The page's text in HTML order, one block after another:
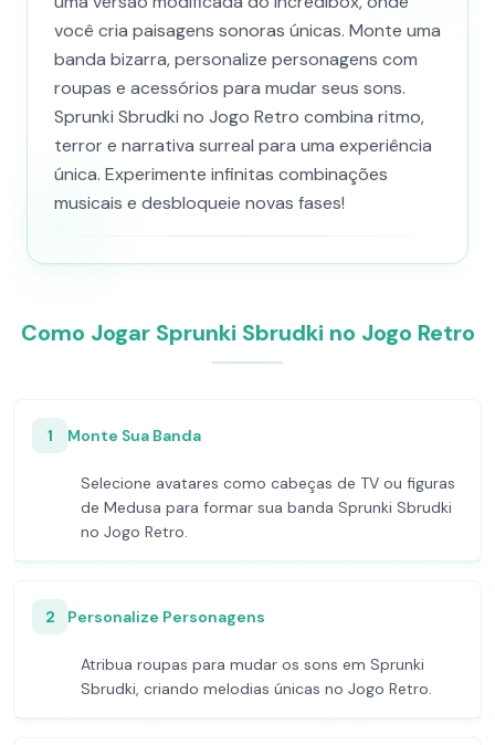
você cria paisagens sonoras únicas. Monte uma
banda bizarra, personalize personagens com
roupas e acessórios para mudar seus sons.
Sprunki Sbrudki no Jogo Retro combina ritmo,
terror e narrativa surreal para uma experiência
única. Experimente infinitas combinações
musicais e desbloqueie novas fases!
Como Jogar Sprunki Sbrudki no Jogo Retro
1 Monte Sua Banda
Selecione avatares como cabeças de TV ou figuras
de Medusa para formar sua banda Sprunki Sbrudki
no Jogo Retro.
2 Personalize Personagens
Atribua roupas para mudar os sons em Sprunki
Sbrudki, criando melodias únicas no Jogo Retro.